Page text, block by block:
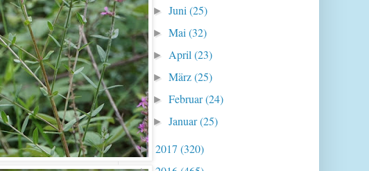
►Juni(25)
►Mai(32)
► April(23)
►März(25)
►Februar(24)
►Januar(25)
► 2017 (320)